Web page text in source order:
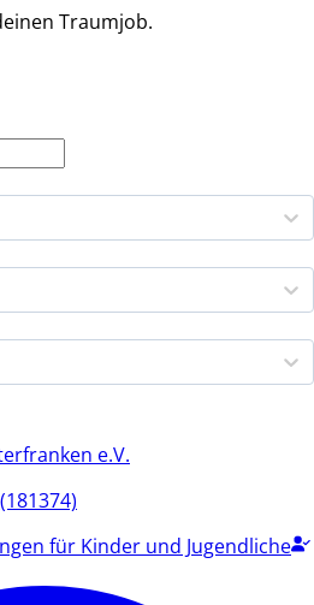
Traumjob.
e.V.
für Kinder und Jugendliche